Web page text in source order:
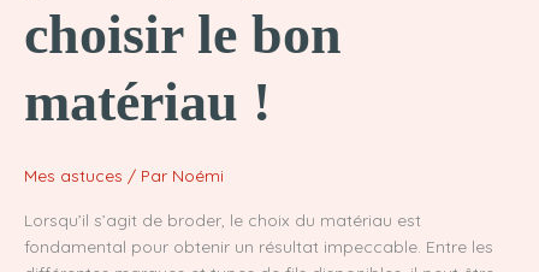
choisir le bon
matériau !
Mes astuces / Par Noémi
Lorsqu’il s’agit de broder, le choix du matériau est
fondamental pour obtenir un résultat impeccable. Entre les